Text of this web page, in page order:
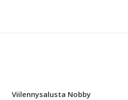
Viilennysalusta Nobby